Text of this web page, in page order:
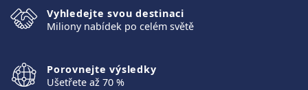
Vyhledejte svou destinaci
Miliony nabídek po celém světě
Porovnejte výsledky
Ušetřete až 70 %